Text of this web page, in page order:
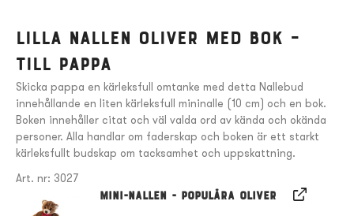
Lilla nallen Oliver med bok –
till pappa
Skicka pappa en kärleksfull omtanke med detta Nallebud
innehållande en liten kärleksfull mininalle (10 cm) och en bok.
Boken innehåller citat och väl valda ord av kända och okända
personer. Alla handlar om faderskap och boken är ett starkt
kärleksfullt budskap om tacksamhet och uppskattning.
Art. nr: 3027
Mini-Nallen - Populära Oliver